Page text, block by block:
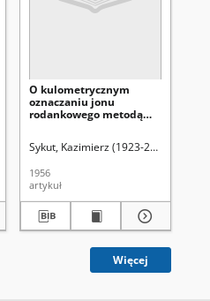
Hubicki, Włodzimierz (1914-1977).
O kulometrycznym
oznaczaniu jonu
rodankowego metodą
Sykut, Kazimierz (1923-2019)
1956
artykuł
Więcej